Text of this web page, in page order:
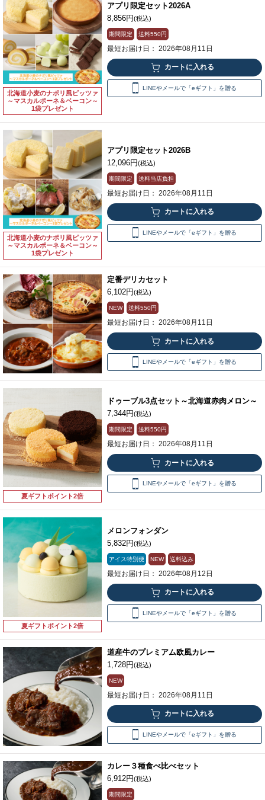
北海道小麦のナポリ風ピッツァ
～マスカルポーネ＆ベーコン～
1袋プレゼント
アプリ限定セット2026A
8,856円(税込)
期間限定 送料550円
最短お届け日： 2026年08月11日
LINEやメールで「eギフト」を贈る
北海道小麦のナポリ風ピッツァ
～マスカルポーネ＆ベーコン～
1袋プレゼント
アプリ限定セット2026B
12,096円(税込)
期間限定 送料当店負担
最短お届け日： 2026年08月11日
LINEやメールで「eギフト」を贈る
定番デリカセット
6,102円(税込)
NEW 送料550円
最短お届け日： 2026年08月11日
LINEやメールで「eギフト」を贈る
夏ギフトポイント2倍
ドゥーブル3点セット～北海道赤肉メロン～
7,344円(税込)
期間限定 送料550円
最短お届け日： 2026年08月11日
LINEやメールで「eギフト」を贈る
夏ギフトポイント2倍
メロンフォンダン
5,832円(税込)
アイス特別便 NEW 送料込み
最短お届け日： 2026年08月12日
LINEやメールで「eギフト」を贈る
道産牛のプレミアム欧風カレー
1,728円(税込)
NEW
最短お届け日： 2026年08月11日
LINEやメールで「eギフト」を贈る
カレー３種食べ比べセット
6,912円(税込)
期間限定